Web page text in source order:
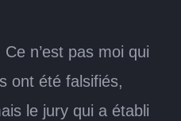
Ce n’est pas moi qui
ont été falsifiés,
le jury qui a établi